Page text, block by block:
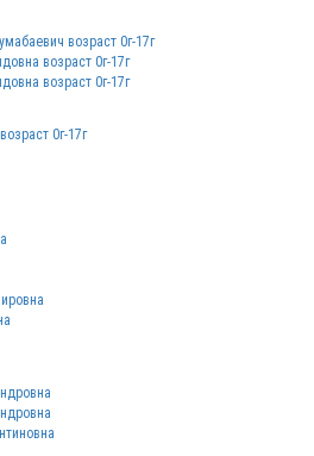
возраст 0г-17г
возраст 0г-17г
возраст 0г-17г
0г-17г